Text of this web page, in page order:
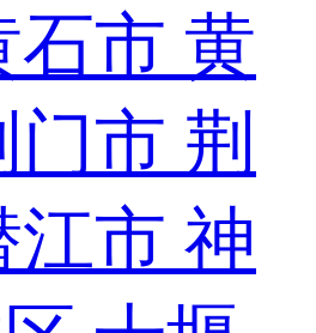
石市 黄
门市 荆
江市 神